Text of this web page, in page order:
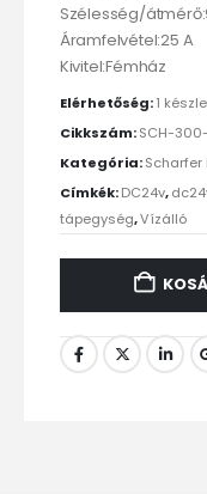
Szélesség/
Áramfelvétel:25 A
Kivitel:Fémház
Elérhetőség:1
Cikkszám:SCH-
Kategória:Scharfer
Címkék:DC24v,
tápegység,Vízálló